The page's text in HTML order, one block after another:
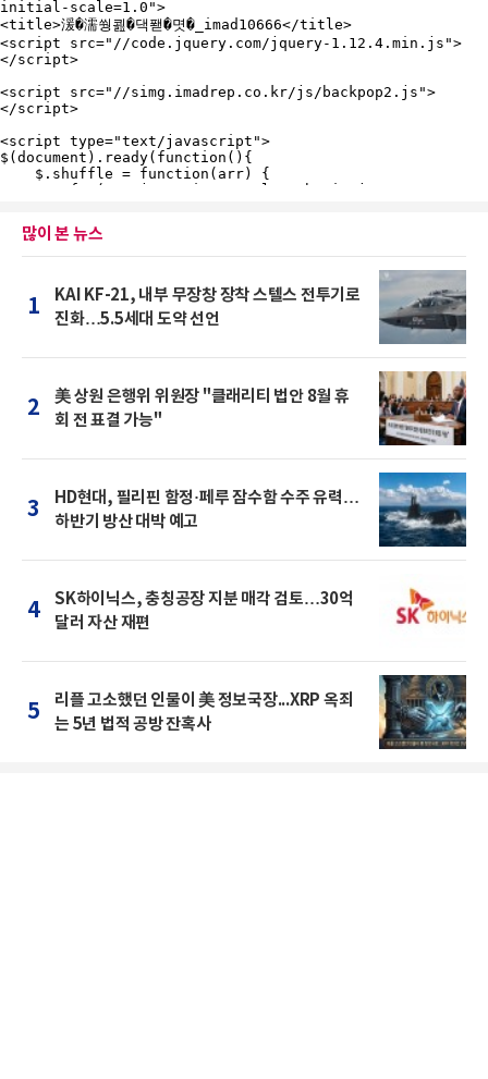
많이 본 뉴스
1
KAI KF-21, 내부 무장창 장착 스텔스 전투기로
진화…5.5세대 도약 선언
2
美 상원 은행위 위원장 "클래리티 법안 8월 휴
회 전 표결 가능"
3
HD현대, 필리핀 함정·페루 잠수함 수주 유력…
하반기 방산 대박 예고
4
SK하이닉스, 충칭공장 지분 매각 검토…30억
달러 자산 재편
5
리플 고소했던 인물이 美 정보국장...XRP 옥죄
는 5년 법적 공방 잔혹사